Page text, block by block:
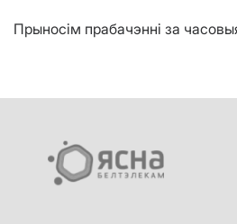
Прыносім прабачэнні за